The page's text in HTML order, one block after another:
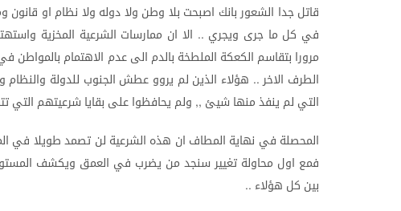
قاتل جدا الشعوربانك اصبحت بلا وطن ولادوله ولا نظام او قانون
في كل ما جرى ويجري .. الا ان ممارسات الشرعية المخزية
مرورا بتقاسم الكعكة الملطخة بالدم الى عدم الاهتمام بالمواطن
الطرف الاخر .. هؤلاء الذين لم يروو عطش الجنوب للدولة والنظام
التي لم ينفذمنها شيئ ,, ولم يحافظواعلى بقايا شرعيتهم التي
المحصلة في نهاية المطاف ان هذه الشرعية لن تصمدطويلا في
فمع اول محاولة تغيير سنجد من يضرب في العمق ويكشف
بين كل هؤلاء ..